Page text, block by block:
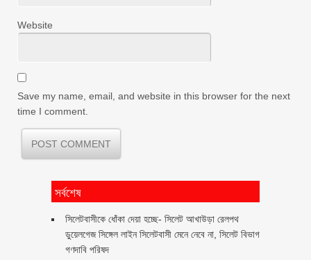
Website
Save my name, email, and website in this browser for the next
time I comment.
সর্বশেষ
‎সিলেটবাসীকে ধোঁকা দেয়া হচ্ছে- সিলেট আখাউড়া রেলপথ
ডুয়েলগেজ সিঙ্গেল লাইন সিলেটবাসী মেনে নেবে না, সিলেট বিভাগ
গণদাবি পরিষদ